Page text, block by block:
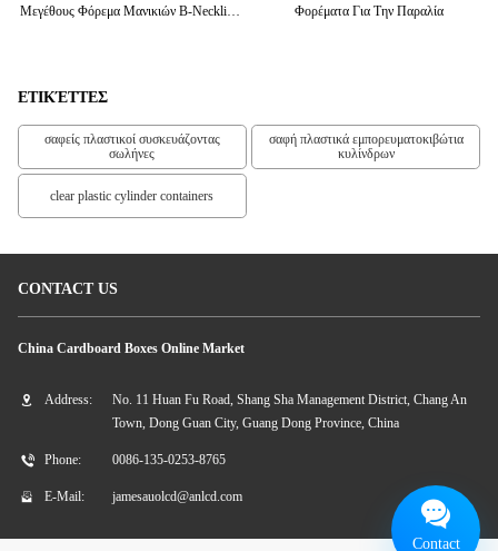
Μεγέθους Φόρεμα Μανικιών Β-Neckline
Φορέματα Για Την Παραλία
ΕΤΙΚΈΤΤΕΣ
σαφείς πλαστικοί συσκευάζοντας
σωλήνες
σαφή πλαστικά εμπορευματοκιβώτια
κυλίνδρων
clear plastic cylinder containers
CONTACT US
China Cardboard Boxes Online Market
Address:
No. 11 Huan Fu Road, Shang Sha Management District, Chang An
Town, Dong Guan City, Guang Dong Province, China
Phone: 0086-135-0253-8765
E-Mail: jamesauolcd@anlcd.com
Contact